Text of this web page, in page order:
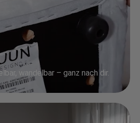
wandelbar – ganz nach dir.